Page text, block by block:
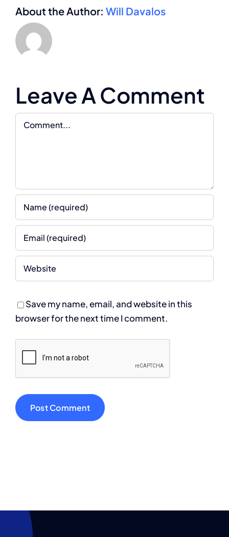
About the Author: Will Davalos
Leave A Comment
Comment
Save my name, email, and website in this
browser for the next time I comment.